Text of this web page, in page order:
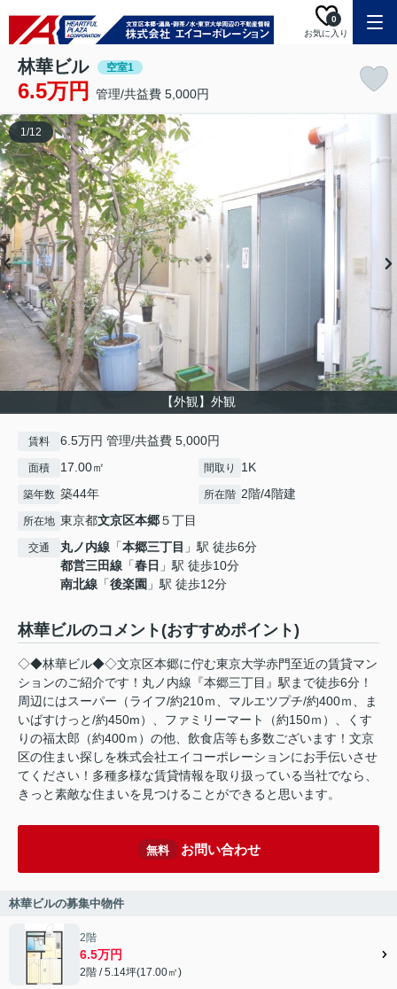
お気に入り
0
林華ビル 空室1
6.5万円 管理/共益費 5,000円
【外観】外観
1/12
賃料 6.5万円 管理/共益費 5,000円
面積 17.00㎡ 間取り 1K
築年数 築44年 所在階 2階/4階建
所在地 東京都文京区本郷５丁目
交通 丸ノ内線 「本郷三丁目 」駅 徒歩6分
都営三田線 「春日 」駅 徒歩10分
南北線 「後楽園 」駅 徒歩12分
林華ビルのコメント(おすすめポイント)
◇◆林華ビル◆◇文京区本郷に佇む東京大学赤門至近の賃貸マン
ションのご紹介です！丸ノ内線『本郷三丁目』駅まで徒歩6分！
周辺にはスーパー（ライフ/約210ｍ、マルエツプチ/約400ｍ、ま
いばすけっと/約450m）、ファミリーマート（約150ｍ）、くす
りの福太郎（約400ｍ）の他、飲食店等も多数ございます！文京
区の住まい探しを株式会社エイコーポレーションにお手伝いさせ
てください！多種多様な賃貸情報を取り扱っている当社でなら、
きっと素敵な住まいを見つけることができると思います。
無料 お問い合わせ
林華ビルの募集中物件
2階
6.5万円
2階 / 5.14坪(17.00㎡)